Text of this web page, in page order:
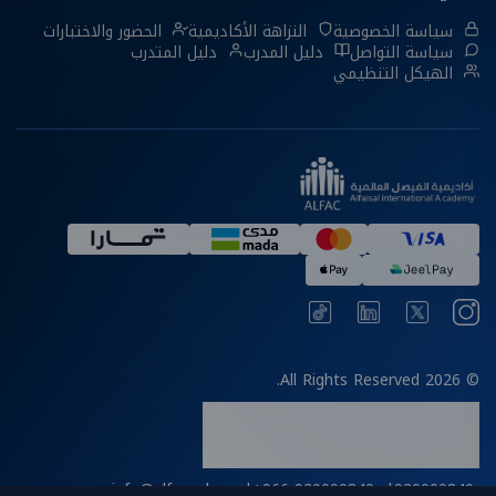
سياسة الخصوصية النزاهة الأكاديمية الحضور والاختبارات
سياسة التواصل دليل المدرب دليل المتدرب
الهيكل التنظيمي
© 2026 All Rights Reserved.
920000840
|
+966 920000840
|
info@alfac.edu.sa